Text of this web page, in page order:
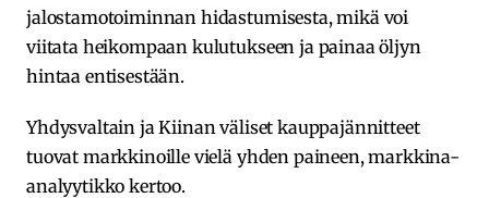
jalostamotoiminnan hidastumisesta, mikä voi
viitata heikompaan kulutukseen ja painaa öljyn
hintaa entisestään.
Yhdysvaltain ja Kiinan väliset kauppajännitteet
tuovat markkinoille vielä yhden paineen, markkina-
analyytikko kertoo.